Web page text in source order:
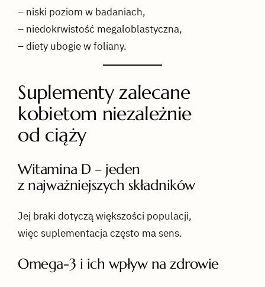
– niski poziom w badaniach,
– niedokrwistość megaloblastyczna,
– diety ubogie w foliany.
Suplementy zalecane
kobietom niezależnie
od ciąży
Witamina D – jeden
z najważniejszych składników
Jej braki dotyczą większości populacji,
więc suplementacja często ma sens.
Omega-3 i ich wpływ na zdrowie